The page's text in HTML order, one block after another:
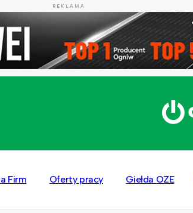
REKLAMA
Firm Oferty pracy Giełda OZE